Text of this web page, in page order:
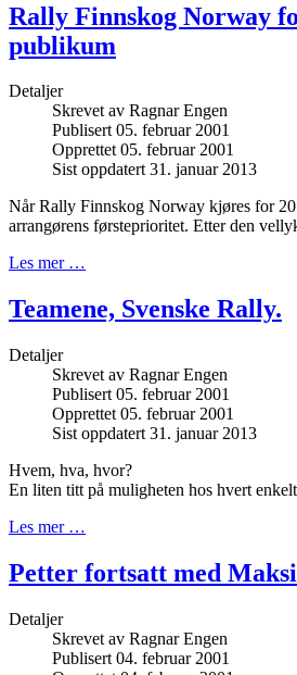
Rally Finnskog Norway
publikum
Detaljer
Skrevet av Ragnar Engen
Publisert 05. februar 2001
Opprettet 05. februar 2001
Sist oppdatert 31. januar 2013
Når Rally Finnskog Norway kjøres for
arrangørens førsteprioritet. Etter den
Les mer …
Teamene, Svenske Rally.
Detaljer
Skrevet av Ragnar Engen
Publisert 05. februar 2001
Opprettet 05. februar 2001
Sist oppdatert 31. januar 2013
Hvem, hva, hvor?
En liten titt på muligheten hos hvert
Les mer …
Petter fortsatt med
Detaljer
Skrevet av Ragnar Engen
Publisert 04. februar 2001